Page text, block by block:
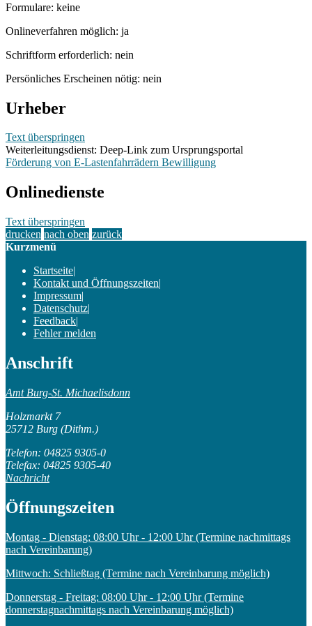
Formulare: keine
Onlineverfahren möglich: ja
Schriftform erforderlich: nein
Persönliches Erscheinen nötig: nein
Urheber
Text überspringen
Weiterleitungsdienst: Deep-Link zum Ursprungsportal
Förderung von E-Lastenfahrrädern Bewilligung
Onlinedienste
Text überspringen
drucken nach oben zurück
Kurzmenü
Startseite|
Kontakt und Öffnungszeiten|
Impressum|
Datenschutz|
Feedback|
Fehler melden
Anschrift
Amt Burg-St. Michaelisdonn
Holzmarkt 7
25712 Burg (Dithm.)
Telefon: 04825 9305-0
Telefax: 04825 9305-40
Nachricht
Öffnungszeiten
Montag - Dienstag: 08:00 Uhr - 12:00 Uhr (Termine nachmittags
nach Vereinbarung)
Mittwoch: Schließtag (Termine nach Vereinbarung möglich)
Donnerstag - Freitag: 08:00 Uhr - 12:00 Uhr (Termine
donnerstagnachmittags nach Vereinbarung möglich)